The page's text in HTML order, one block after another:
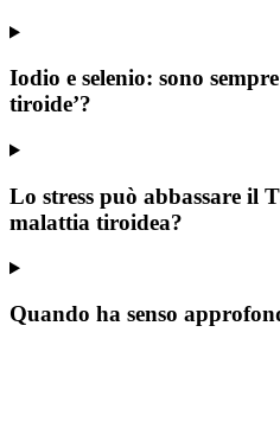
Iodio e selenio: sono
tiroide’?
Lo stress può abbassare il
malattia tiroidea?
Quando ha senso